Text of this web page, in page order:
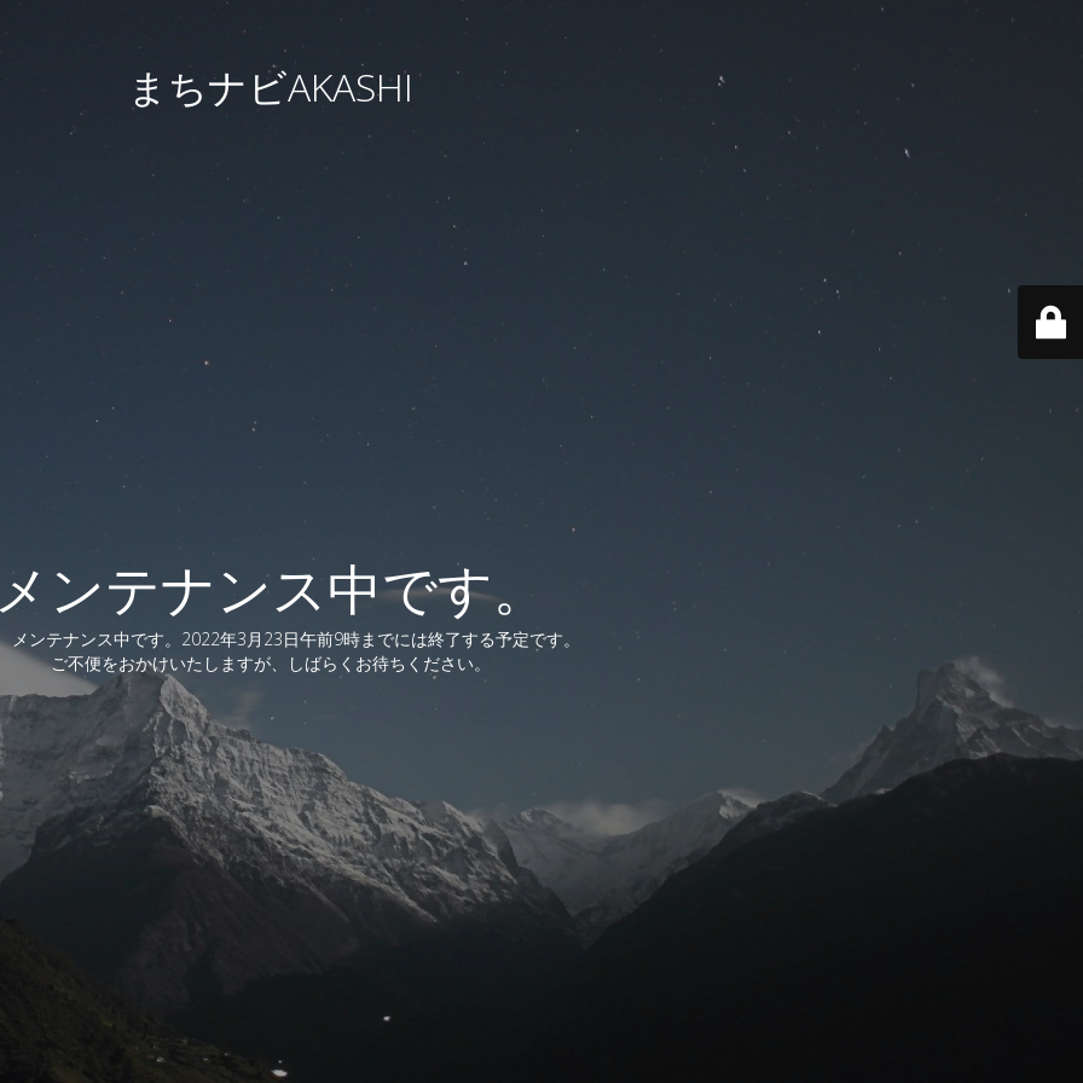
まちナビAKASHI
ンテナンス中です。
メンテナンス中です。2022年3月23日午前9時までには終了する予定です。
ご不便をおかけいたしますが、しばらくお待ちください。